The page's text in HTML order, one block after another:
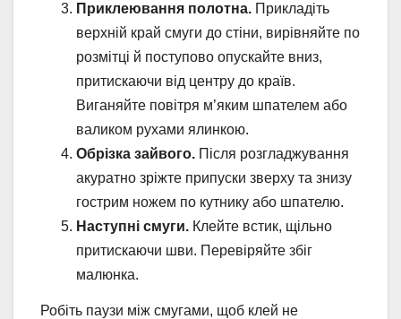
Приклеювання полотна. Прикладіть
верхній край смуги до стіни, вирівняйте по
розмітці й поступово опускайте вниз,
притискаючи від центру до країв.
Виганяйте повітря м’яким шпателем або
валиком рухами ялинкою.
Обрізка зайвого. Після розгладжування
акуратно зріжте припуски зверху та знизу
гострим ножем по кутнику або шпателю.
Наступні смуги. Клейте встик, щільно
притискаючи шви. Перевіряйте збіг
малюнка.
Робіть паузи між смугами, щоб клей не